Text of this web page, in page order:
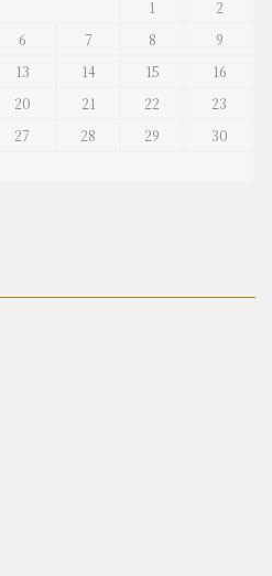
1
2
6 7 8
9
13 14 15
16
20 21 22
23
27 28 29
30